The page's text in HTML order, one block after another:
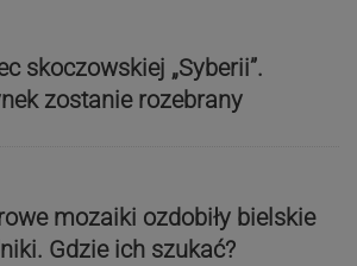
skoczowskiej „Syberii”.
zostanie rozebrany
mozaiki ozdobiły bielskie
Gdzie ich szukać?